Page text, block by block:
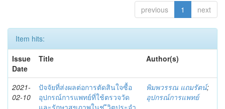
previous 1 next
Item hits:
Issue
Date
Title Author(s)
2021-
02-10
ปัจจัยที่ส่งผลต่อการตัดสินใจซื้อ
อุปกรณ์การแพทย์ที่ใช้ตรวจวัด
และรักษาสุขภาพในช ีวิตประจำ
พิมพวรรณ แถมรัตน์;
อุปกรณ์การแพทย์